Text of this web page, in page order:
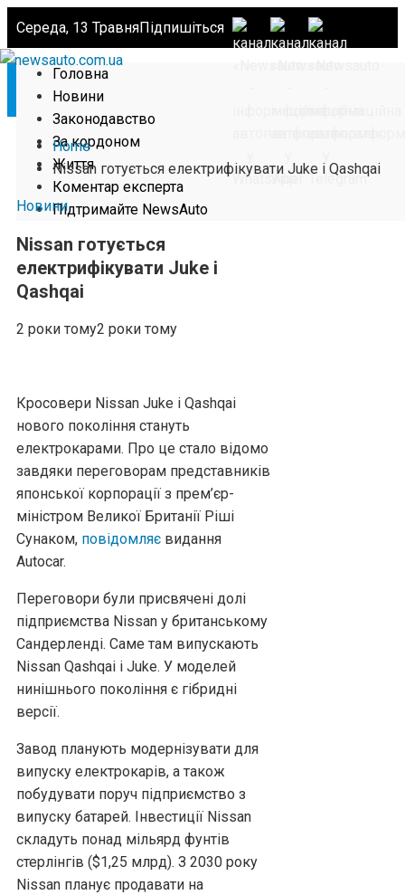
Середа, 13 ТравняПідпишіться
Головна
Новини
Законодавство
За кордоном
Життя
Коментар експерта
Підтримайте NewsAuto
Home
Nissan готується електрифікувати Juke і Qashqai
Новини
Nissan готується
електрифікувати Juke і
Qashqai
2 роки тому2 роки тому
Кросовери Nissan Juke і Qashqai
нового покоління стануть
електрокарами. Про це стало відомо
завдяки переговорам представників
японської корпорації з прем’єр-
міністром Великої Британії Ріші
Сунаком, повідомляє видання
Autocar.
Переговори були присвячені долі
підприємства Nissan у британському
Сандерленді. Саме там випускають
Nissan Qashqai і Juke. У моделей
нинішнього покоління є гібридні
версії.
Завод планують модернізувати для
випуску електрокарів, а також
побудувати поруч підприємство з
випуску батарей. Інвестиції Nissan
складуть понад мільярд фунтів
стерлінгів ($1,25 млрд). З 2030 року
Nissan планує продавати на